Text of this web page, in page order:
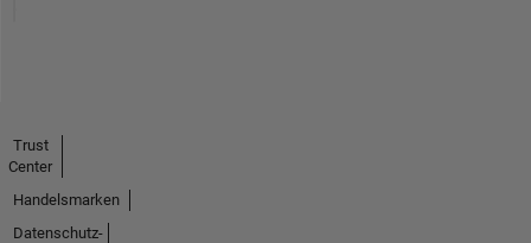
Trust
Center
Handelsmarken
Datenschutz-